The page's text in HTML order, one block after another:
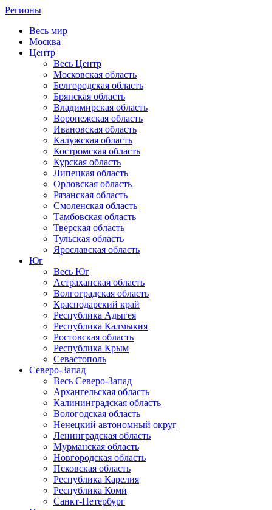
Регионы
Весь мир
Москва
Центр
Весь Центр
Московская область
Белгородская область
Брянская область
Владимирская область
Воронежская область
Ивановская область
Калужская область
Костромская область
Курская область
Липецкая область
Орловская область
Рязанская область
Смоленская область
Тамбовская область
Тверская область
Тульская область
Ярославская область
Юг
Весь Юг
Астраханская область
Волгоградская область
Краснодарский край
Республика Адыгея
Республика Калмыкия
Ростовская область
Республика Крым
Севастополь
Северо-Запад
Весь Северо-Запад
Архангельская область
Калининградская область
Вологодская область
Ненецкий автономный округ
Ленинградская область
Мурманская область
Новгородская область
Псковская область
Республика Карелия
Республика Коми
Санкт-Петербург